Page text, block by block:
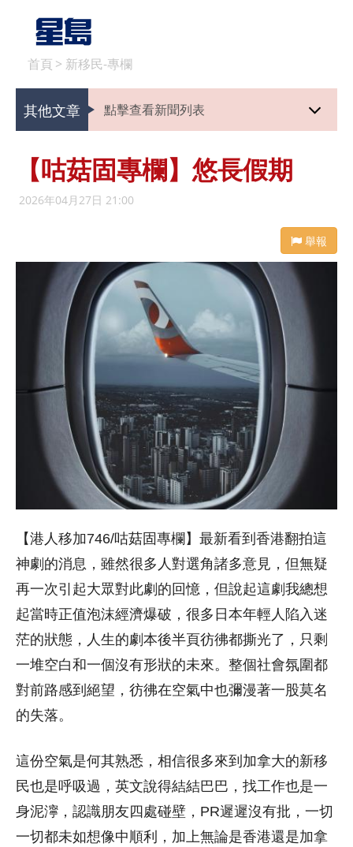
首頁 > 新移民-專欄
其他文章 點擊查看新聞列表
【咕菇固專欄】悠長假期
2026年04月27日 21:00
舉報
【港人移加746/咕菇固專欄】最新看到香港翻拍這
神劇的消息，雖然很多人對選角諸多意見，但無疑
再一次引起大眾對此劇的回憶，但說起這劇我總想
起當時正值泡沫經濟爆破，很多日本年輕人陷入迷
茫的狀態，人生的劇本後半頁彷彿都撕光了，只剩
一堆空白和一個沒有形狀的未來。整個社會氛圍都
對前路感到絕望，彷彿在空氣中也彌漫著一股莫名
的失落。
這份空氣是何其熟悉，相信很多來到加拿大的新移
民也是呼吸過，英文說得結結巴巴，找工作也是一
身泥濘，認識朋友四處碰壁，PR遲遲沒有批，一切
一切都未如想像中順利，加上無論是香港還是加拿